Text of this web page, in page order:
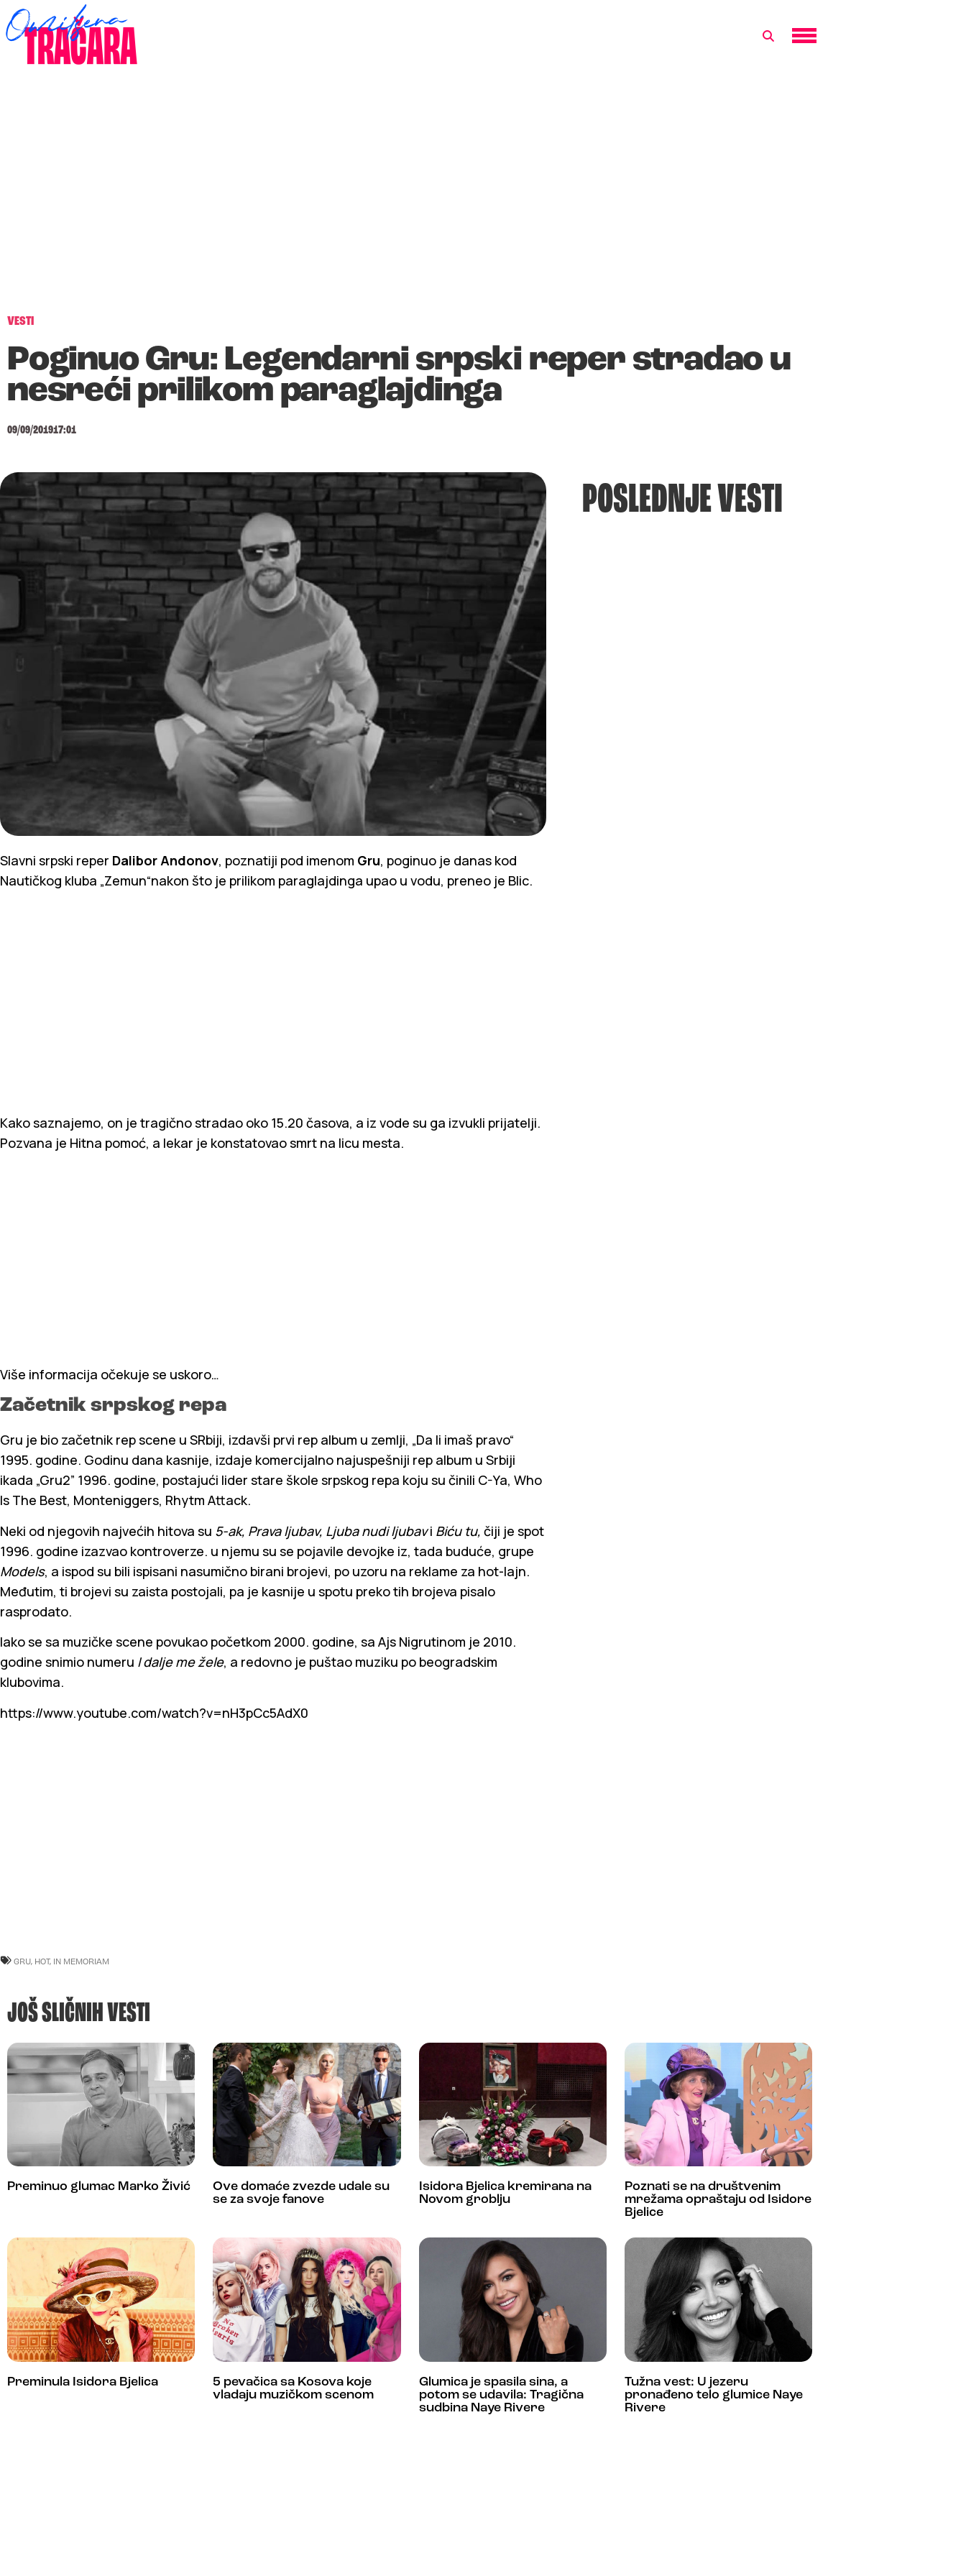
VESTI
Poginuo Gru: Legendarni srpski reper stradao u
nesreći prilikom paraglajdinga
09/09/201917:01
Slavni srpski reper Dalibor Andonov, poznatiji pod imenom Gru, poginuo je danas kod
Nautičkog kluba „Zemun“nakon što je prilikom paraglajdinga upao u vodu, preneo je Blic.
Kako saznajemo, on je tragično stradao oko 15.20 časova, a iz vode su ga izvukli prijatelji.
Pozvana je Hitna pomoć, a lekar je konstatovao smrt na licu mesta.
Više informacija očekuje se uskoro…
Začetnik srpskog repa
Gru je bio začetnik rep scene u SRbiji, izdavši prvi rep album u zemlji, „Da li imaš pravo“
1995. godine. Godinu dana kasnije, izdaje komercijalno najuspešniji rep album u Srbiji
ikada „Gru2” 1996. godine, postajući lider stare škole srpskog repa koju su činili C-Ya, Who
Is The Best, Monteniggers, Rhytm Attack.
Neki od njegovih najvećih hitova su 5-ak, Prava ljubav, Ljuba nudi ljubavi Biću tu, čiji je spot
1996. godine izazvao kontroverze. u njemu su se pojavile devojke iz, tada buduće, grupe
Models, a ispod su bili ispisani nasumično birani brojevi, po uzoru na reklame za hot-lajn.
Međutim, ti brojevi su zaista postojali, pa je kasnije u spotu preko tih brojeva pisalo
rasprodato.
Iako se sa muzičke scene povukao početkom 2000. godine, sa Ajs Nigrutinom je 2010.
godine snimio numeru I dalje me žele, a redovno je puštao muziku po beogradskim
klubovima.
https://www.youtube.com/watch?v=nH3pCc5AdX0
GRU, HOT, IN MEMORIAM
POSLEDNJE VESTI
JOŠ SLIČNIH VESTI
Preminuo glumac Marko Živić
Ove domaće zvezde udale su
se za svoje fanove
Isidora Bjelica kremirana na
Novom groblju
Poznati se na društvenim
mrežama opraštaju od Isidore
Bjelice
Preminula Isidora Bjelica
5 pevačica sa Kosova koje
vladaju muzičkom scenom
Glumica je spasila sina, a
potom se udavila: Tragična
sudbina Naye Rivere
Tužna vest: U jezeru
pronađeno telo glumice Naye
Rivere